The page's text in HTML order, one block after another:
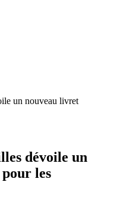
un nouveau livret
dévoile un
les